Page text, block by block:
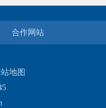
合作网站
地图